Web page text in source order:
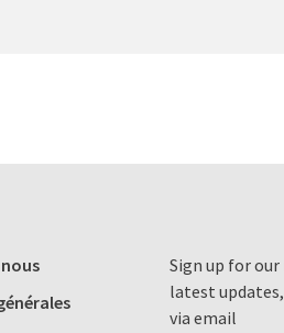
Sign up for
latest
via email